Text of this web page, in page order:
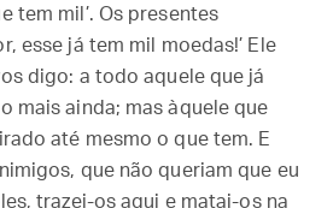
tem mil’. Os presentes
esse já tem mil moedas!’ Ele
digo: a todo aquele que já
mais ainda; mas àquele que
até mesmo o que tem. E
que não queriam que eu
trazei-os aqui e matai-os na